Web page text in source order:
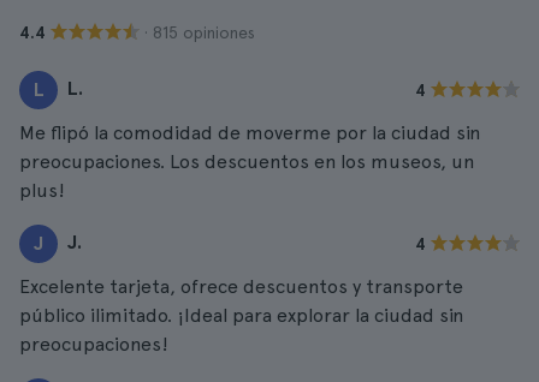
4.4 · 815 opiniones
L L. 4
Me flipó la comodidad de moverme por la ciudad sin
preocupaciones. Los descuentos en los museos, un
plus!
J J. 4
Excelente tarjeta, ofrece descuentos y transporte
público ilimitado. ¡Ideal para explorar la ciudad sin
preocupaciones!